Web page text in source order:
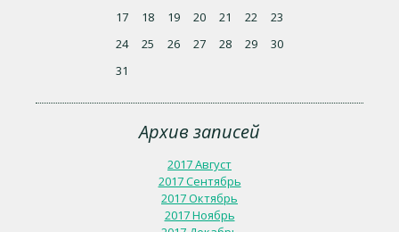
17
18 19 20 21 22
23
24
25 26 27 28 29
30
31
Архив записей
2017 Август
2017 Сентябрь
2017 Октябрь
2017 Ноябрь